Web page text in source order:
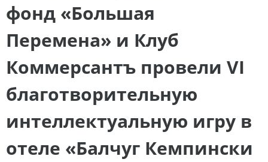
фонд «Большая
Перемена» и Клуб
Коммерсантъ провели VI
благотворительную
интеллектуальную игру в
отеле «Балчуг Кемпински